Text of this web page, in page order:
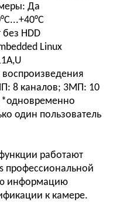
Да
без HDD
Linux
8 каналов; 3МП: 10
*одновременно
один пользователь
работают
профессиональной
информацию
к камере.